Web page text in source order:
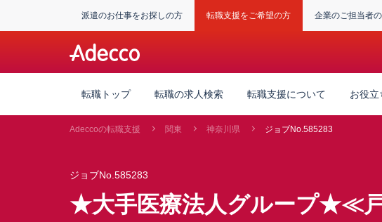
派遣のお仕事をお探しの方 転職支援をご希望の方 企業のご担当者
転職トップ 転職の求人検索 転職支援について お役立
Adeccoの転職支援 関東 神奈川県 ジョブNo.585283
ジョブNo.585283
★大手医療法人グループ★≪